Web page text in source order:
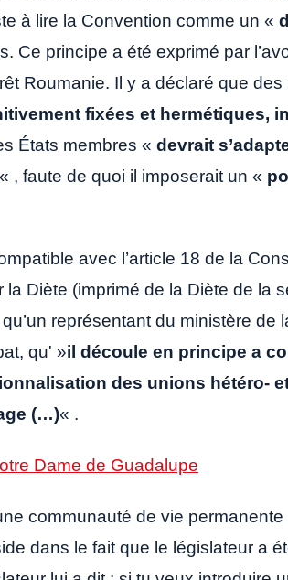
à lire la Convention comme un «
Ce principe a été exprimé par
Roumanie. Il y a déclaré que
fixées et hermétiques,
États membres « devrait
« , faute de quoi il imposerait un «
avec l’article 18 de la
Diète (imprimé de la Diète de la
représentant du ministère de
qu' »il découle en principe a
des unions hétéro-
(…)« .
Dame de Guadalupe
communauté de vie
dans le fait que le législateur a